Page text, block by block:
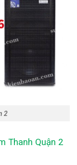
2
Thanh Quận 2